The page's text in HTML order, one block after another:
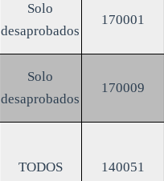
Solo
desaprobados
170001
Solo
desaprobados
170009
TODOS 140051